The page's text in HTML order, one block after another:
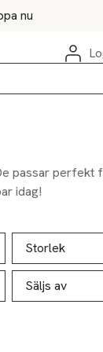
nu
passar perfekt
idag!
Storlek
Säljs av